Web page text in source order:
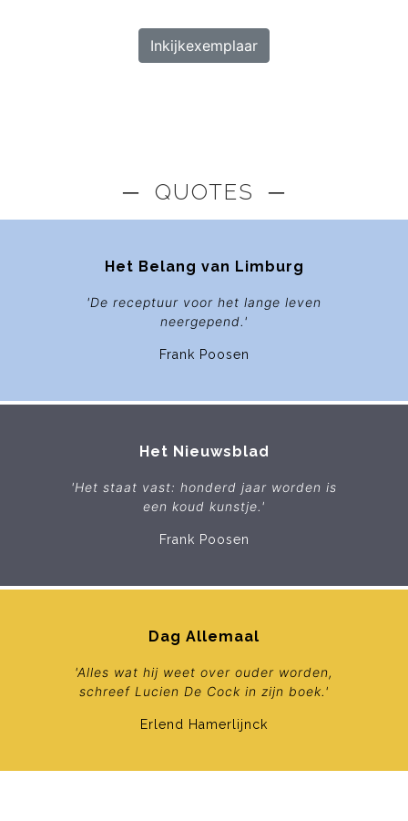
Inkijkexemplaar
─ QUOTES ─
Het Belang van Limburg
'De receptuur voor het lange leven
neergepend.'
Frank Poosen
Het Nieuwsblad
'Het staat vast: honderd jaar worden is
een koud kunstje.'
Frank Poosen
Dag Allemaal
'Alles wat hij weet over ouder worden,
schreef Lucien De Cock in zijn boek.'
Erlend Hamerlijnck